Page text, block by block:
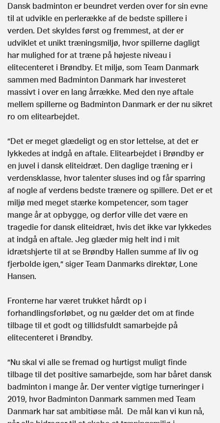
Dansk badminton er beundret verden over for sin evne
til at udvikle en perlerække af de bedste spillere i
verden. Det skyldes først og fremmest, at der er
udviklet et unikt træningsmiljø, hvor spillerne dagligt
har mulighed for at træne på højeste niveau i
elitecenteret i Brøndby. Et miljø, som Team Danmark
sammen med Badminton Danmark har investeret
massivt i over en lang årrække. Med den nye aftale
mellem spillerne og Badminton Danmark er der nu sikret
ro om elitearbejdet.
”Det er meget glædeligt og en stor lettelse, at det er
lykkedes at indgå en aftale. Elitearbejdet i Brøndby er
en juvel i dansk eliteidræt. Den daglige træning er i
verdensklasse, hvor talenter sluses ind og får sparring
af nogle af verdens bedste trænere og spillere. Det er et
miljø med meget stærke kompetencer, som tager
mange år at opbygge, og derfor ville det være en
tragedie for dansk eliteidræt, hvis det ikke var lykkedes
at indgå en aftale. Jeg glæder mig helt ind i mit
idrætshjerte til at se Brøndby Hallen summe af liv og
fjerbolde igen,” siger Team Danmarks direktør, Lone
Hansen.
Fronterne har været trukket hårdt op i
forhandlingsforløbet, og nu gælder det om at finde
tilbage til et godt og tillidsfuldt samarbejde på
elitecenteret i Brøndby.
”Nu skal vi alle se fremad og hurtigst muligt finde
tilbage til det positive samarbejde, som har båret dansk
badminton i mange år. Der venter vigtige turneringer i
2019, hvor Badminton Danmark sammen med Team
Danmark har sat ambitiøse mål. De mål kan vi kun nå,